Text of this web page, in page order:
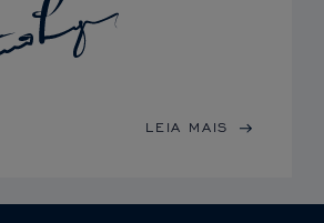
LEIA MAIS